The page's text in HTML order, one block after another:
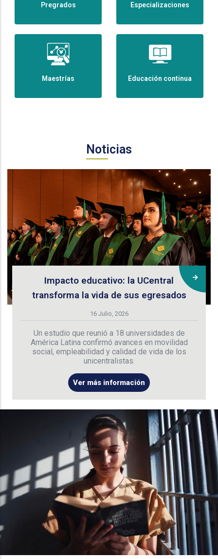
Pregrados Especializaciones
Maestrías Educación continua
Noticias
Impacto educativo: la UCentral
transforma la vida de sus egresados
16 Julio, 2026
Un estudio que reunió a 18 universidades de
América Latina confirmó avances en movilidad
social, empleabilidad y calidad de vida de los
unicentralistas.
Ver más información